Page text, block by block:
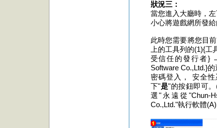
狀況三：
當您進入大廳時，
小心將遊戲網所發
此時您需要將您目
上的工具列的(1){
受信任的發行者}
Software Co.,Ltd.}
密碼登入， 安全
下"是"的按鈕即可
選"永遠從"Chun-
Co.,Ltd."執行軟體